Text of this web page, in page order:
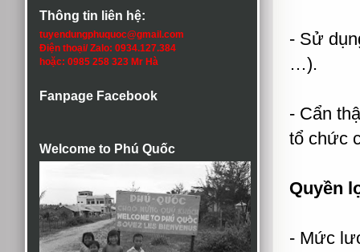
Thông tin liên hệ:
tuyendungphuquoc@gmail.com
Điện thoại/ Zalo: 0934.127.384
hoặc: 0985 258 323 Mr Hà
Fanpage Facebook
Welcome to Phú Quốc
- Sử
…).
- Cẩn
tổ chức
Quyền
- Mức